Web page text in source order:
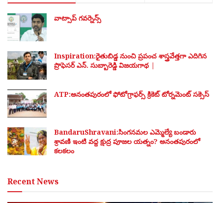
వాట్సాప్ గవర్నెన్స్
Inspiration:రైతుబిడ్డ నుంచి ప్రపంచ శాస్త్రవేత్తగా ఎదిగిన
ప్రొఫెసర్ ఎన్. సుబ్బారెడ్డి విజయగాథ |
ATP:అనంతపురంలో ఫోటోగ్రాఫర్స్ క్రికెట్ టోర్నమెంట్ సక్సెస్
BandaruShravani:సింగనమల ఎమ్మెల్యే బండారు
శ్రావణి ఇంటి వద్ద క్షుద్ర పూజల యత్నం? అనంతపురంలో
కలకలం
Recent News